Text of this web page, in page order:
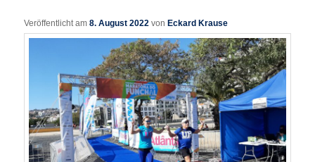
Veröffentlicht am8. August 2022 von Eckard Krause